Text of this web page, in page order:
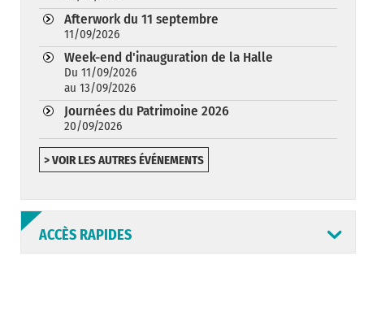
Afterwork du 11 septembre
11/09/2026
Week-end d'inauguration de la Halle
Du 11/09/2026
au 13/09/2026
Journées du Patrimoine 2026
20/09/2026
> VOIR LES AUTRES ÉVÉNEMENTS
ACCÈS RAPIDES